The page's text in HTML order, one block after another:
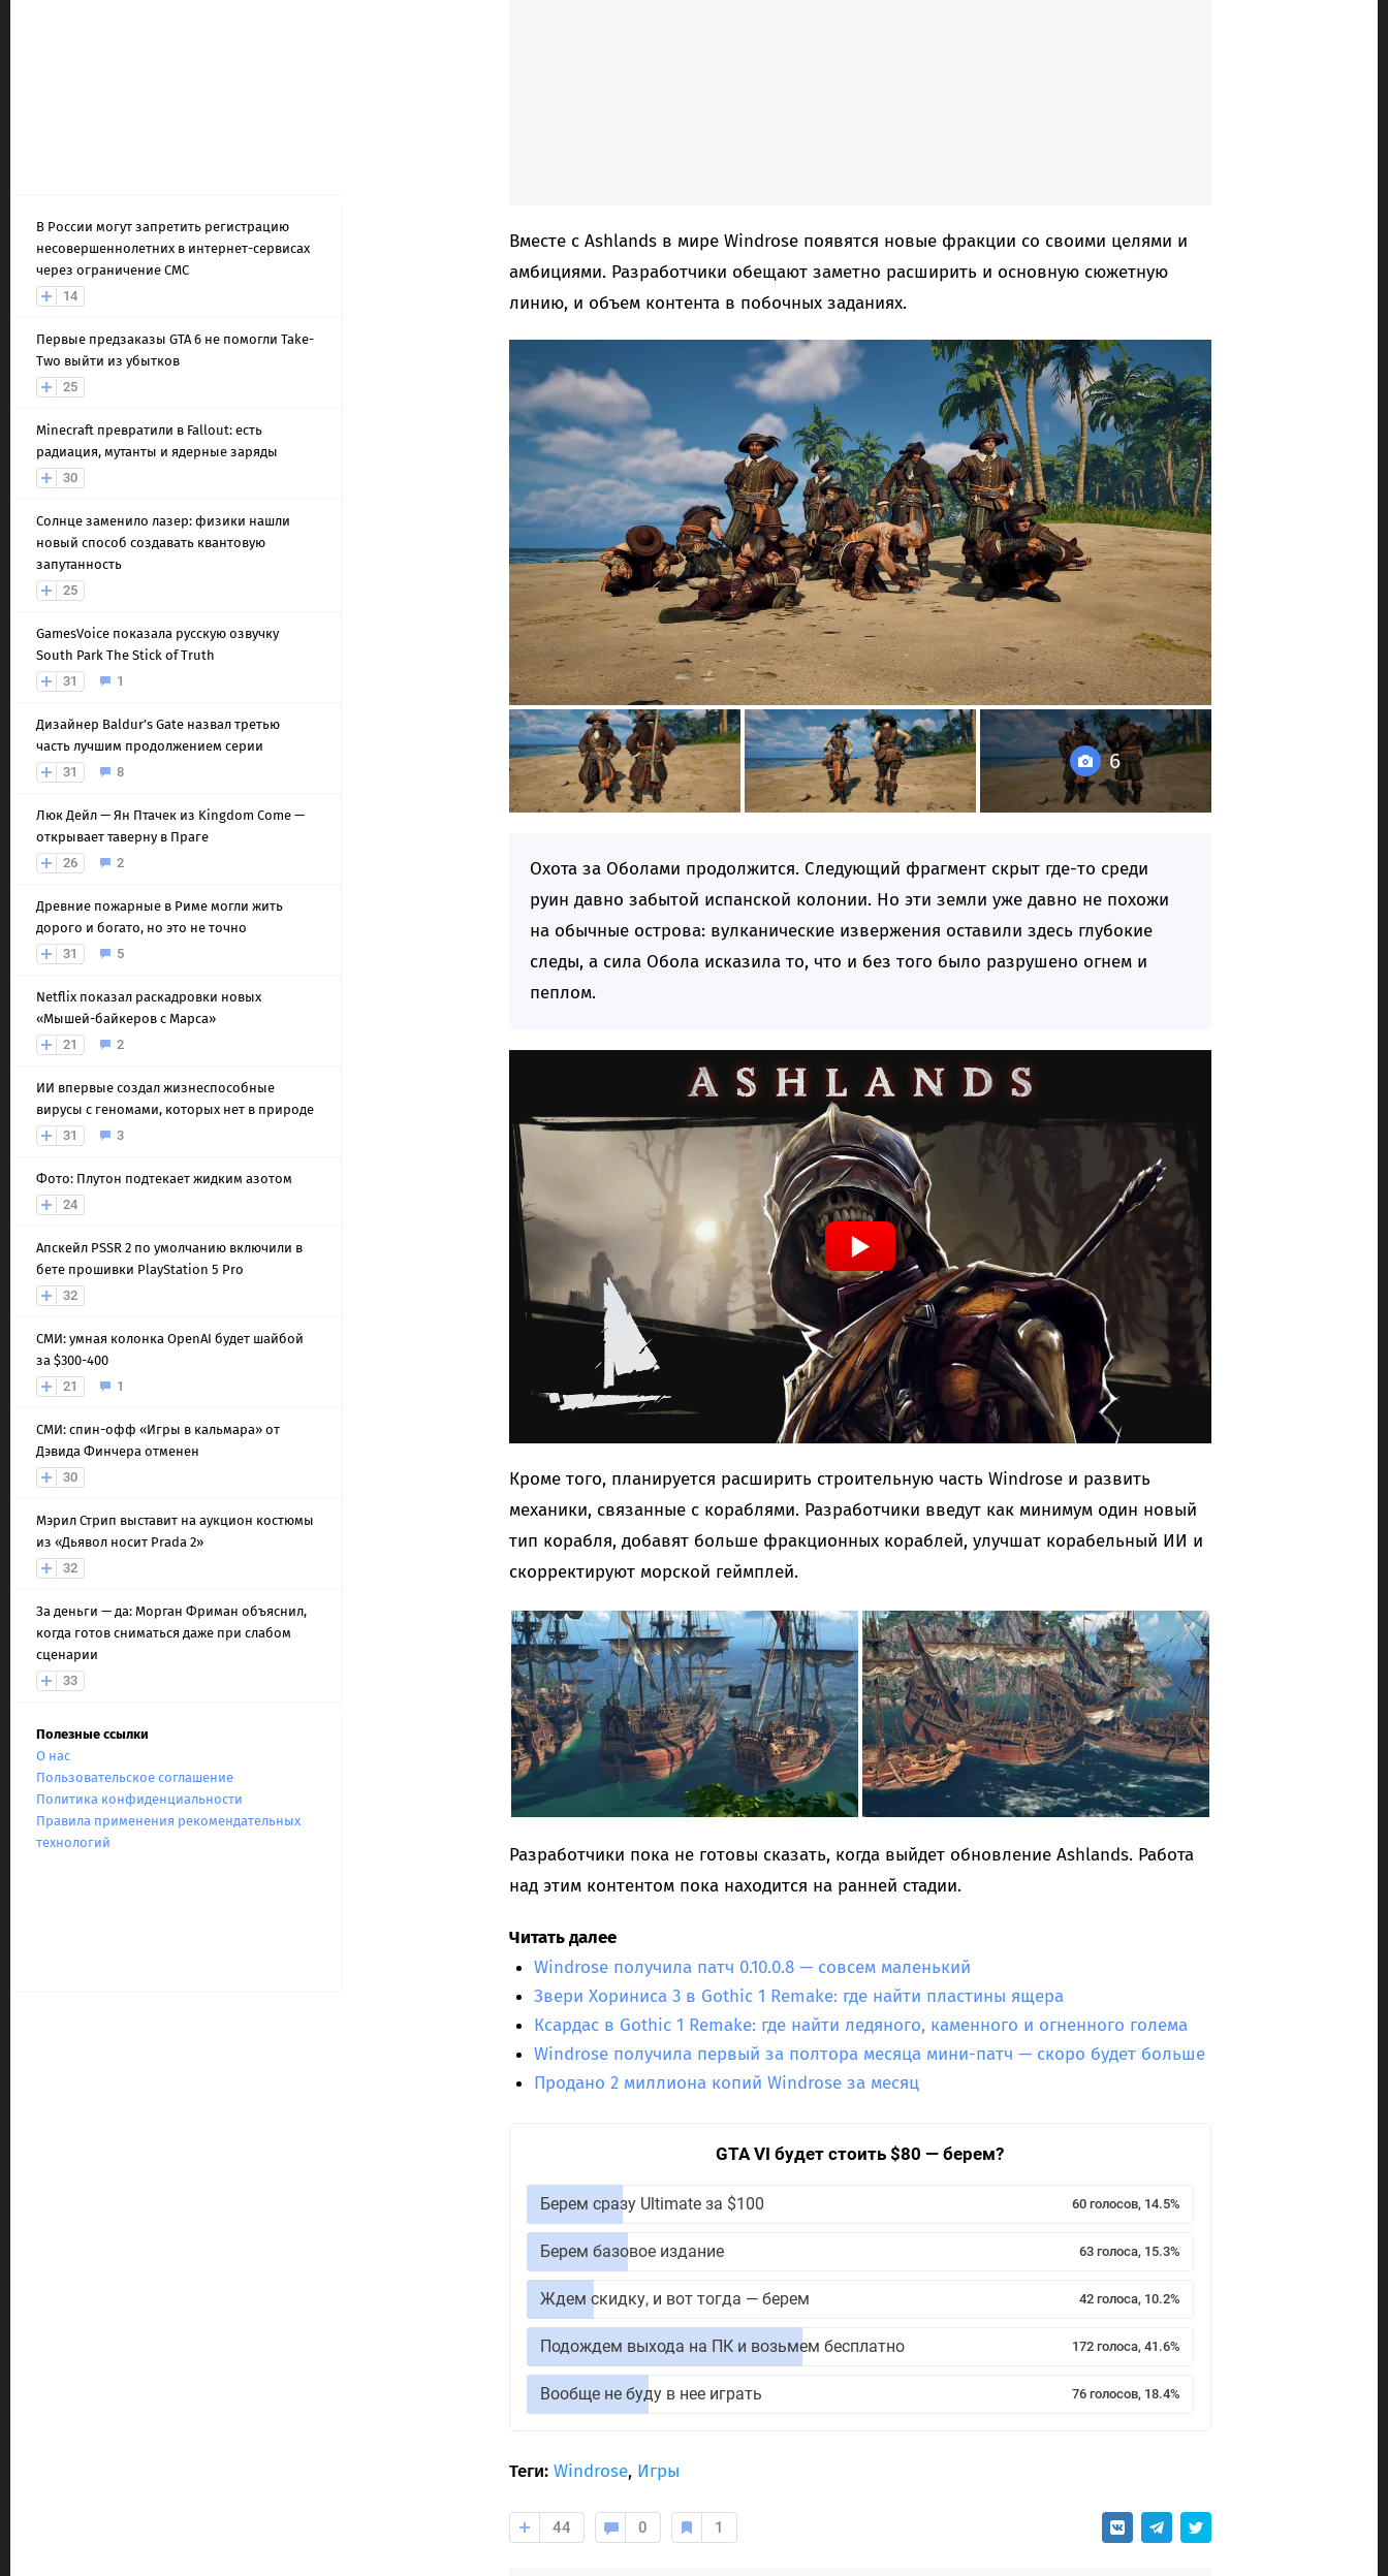
В России могут запретить регистрацию
несовершеннолетних в интернет-сервисах
через ограничение СМС
14
Первые предзаказы GTA 6 не помогли Take-
Two выйти из убытков
25
Minecraft превратили в Fallout: есть
радиация, мутанты и ядерные заряды
30
Солнце заменило лазер: физики нашли
новый способ создавать квантовую
запутанность
25
GamesVoice показала русскую озвучку
South Park The Stick of Truth
31
1
Дизайнер Baldur’s Gate назвал третью
часть лучшим продолжением серии
31
8
Люк Дейл — Ян Птачек из Kingdom Come —
открывает таверну в Праге
26
2
Древние пожарные в Риме могли жить
дорого и богато, но это не точно
31
5
Netflix показал раскадровки новых
«Мышей-байкеров с Марса»
21
2
ИИ впервые создал жизнеспособные
вирусы с геномами, которых нет в природе
31
3
Фото: Плутон подтекает жидким азотом
24
Апскейл PSSR 2 по умолчанию включили в
бете прошивки PlayStation 5 Pro
32
СМИ: умная колонка OpenAI будет шайбой
за $300-400
21
1
СМИ: спин-офф «Игры в кальмара» от
Дэвида Финчера отменен
30
Мэрил Стрип выставит на аукцион костюмы
из «Дьявол носит Prada 2»
32
За деньги — да: Морган Фриман объяснил,
когда готов сниматься даже при слабом
сценарии
33
Полезные ссылки
О нас
Пользовательское соглашение
Политика конфиденциальности
Правила применения рекомендательных
технологий
Вместе с Ashlands в мире Windrose появятся новые фракции со своими целями и
амбициями. Разработчики обещают заметно расширить и основную сюжетную
линию, и объем контента в побочных заданиях.
6
Охота за Оболами продолжится. Следующий фрагмент скрыт где-то среди
руин давно забытой испанской колонии. Но эти земли уже давно не похожи
на обычные острова: вулканические извержения оставили здесь глубокие
следы, а сила Обола исказила то, что и без того было разрушено огнем и
пеплом.
Кроме того, планируется расширить строительную часть Windrose и развить
механики, связанные с кораблями. Разработчики введут как минимум один новый
тип корабля, добавят больше фракционных кораблей, улучшат корабельный ИИ и
скорректируют морской геймплей.
Разработчики пока не готовы сказать, когда выйдет обновление Ashlands. Работа
над этим контентом пока находится на ранней стадии.
Читать далее
Windrose получила патч 0.10.0.8 — совсем маленький
Звери Хориниса 3 в Gothic 1 Remake: где найти пластины ящера
Ксардас в Gothic 1 Remake: где найти ледяного, каменного и огненного голема
Windrose получила первый за полтора месяца мини-патч — скоро будет больше
Продано 2 миллиона копий Windrose за месяц
GTA VI будет стоить $80 — берем?
Берем сразу Ultimate за $100 60 голосов, 14.5%
Берем базовое издание 63 голоса, 15.3%
Ждем скидку, и вот тогда — берем 42 голоса, 10.2%
Подождем выхода на ПК и возьмем бесплатно 172 голоса, 41.6%
Вообще не буду в нее играть 76 голосов, 18.4%
Теги: Windrose, Игры
44 0 1